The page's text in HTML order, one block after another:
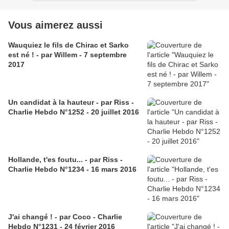
Vous aimerez aussi
Wauquiez le fils de Chirac et Sarko
est né ! - par Willem - 7 septembre
2017
Un candidat à la hauteur - par Riss -
Charlie Hebdo N°1252 - 20 juillet 2016
Hollande, t'es foutu... - par Riss -
Charlie Hebdo N°1234 - 16 mars 2016
J'ai changé ! - par Coco - Charlie
Hebdo N°1231 - 24 février 2016